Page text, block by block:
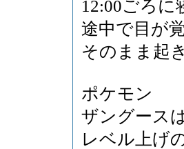
12:00ごろに
途中で目が
そのまま起
ポケモン
ザングース
レベル上げ